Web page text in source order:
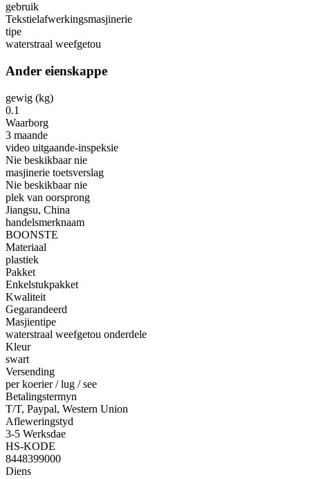
gebruik
Tekstielafwerkingsmasjinerie
tipe
waterstraal weefgetou
Ander eienskappe
gewig (kg)
0.1
Waarborg
3 maande
video uitgaande-inspeksie
Nie beskikbaar nie
masjinerie toetsverslag
Nie beskikbaar nie
plek van oorsprong
Jiangsu, China
handelsmerknaam
BOONSTE
Materiaal
plastiek
Pakket
Enkelstukpakket
Kwaliteit
Gegarandeerd
Masjientipe
waterstraal weefgetou onderdele
Kleur
swart
Versending
per koerier / lug / see
Betalingstermyn
T/T, Paypal, Western Union
Afleweringstyd
3-5 Werksdae
HS-KODE
8448399000
Diens